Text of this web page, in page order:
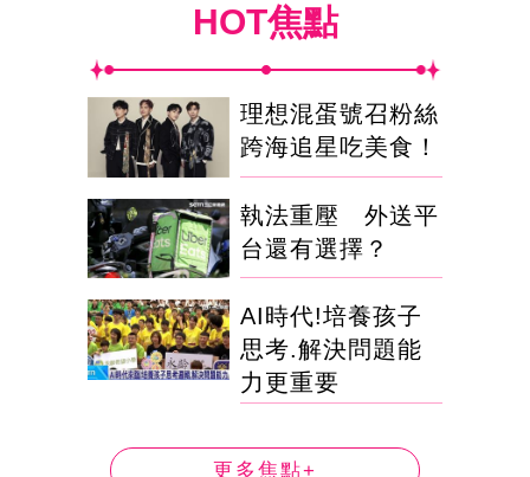
HOT焦點
理想混蛋號召粉絲
跨海追星吃美食！
執法重壓 外送平
台還有選擇？
AI時代!培養孩子
思考.解決問題能
力更重要
更多焦點+